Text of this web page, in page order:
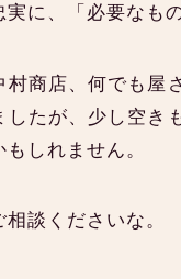
実に、「必要なも
村商店、何でも屋
したが、少し空き
しれません。
談くださいな。